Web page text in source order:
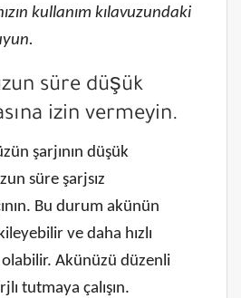
kullanım kılavuzundaki
süre düşük
izin vermeyin.
şarjının düşük
süre şarjsız
Bu durum akünün
ve daha hızlı
olabilir. Akünüzü düzenli
tutmaya çalışın.